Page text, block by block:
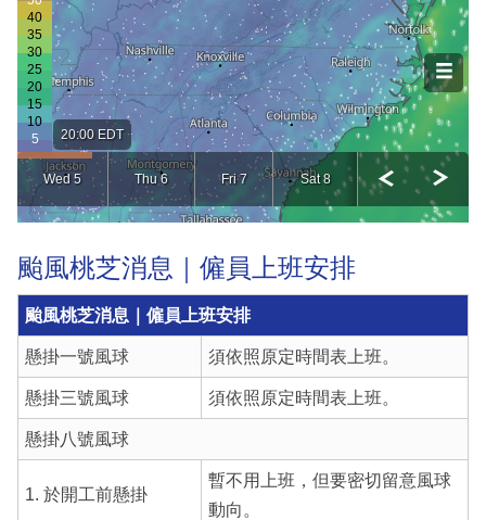
颱風桃芝消息｜僱員上班安排
颱風桃芝消息｜僱員上班安排
懸掛一號風球 須依照原定時間表上班。
懸掛三號風球 須依照原定時間表上班。
懸掛八號風球
1. 於開工前懸掛
暫不用上班，但要密切留意風球
動向。